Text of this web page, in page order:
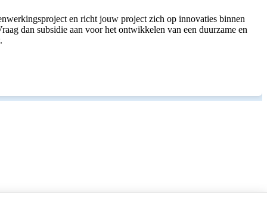
en richt jouw project zich op innovaties binnen
dan subsidie aan voor het ontwikkelen van een duurzame en